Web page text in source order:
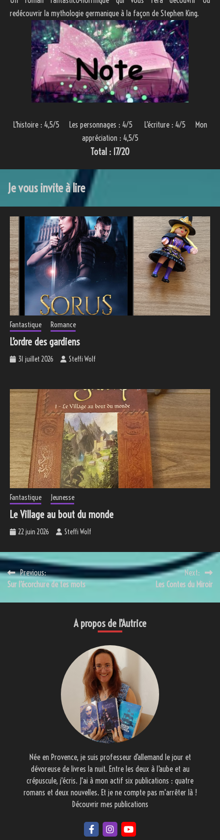
redécouvrir la mythologie germanique à la façon de Stephen King.
L’histoire : 4,5/5 Les personnages : 4/5 L’écriture : 4/5 Mon
appréciation : 4,5/5
Total : 17/20
Je vous invite à lire
Fantastique Romance
L’ordre des gardiens
31 juillet 2026 Steffi Wolf
Fantastique Jeunesse
Le Village au bout du monde
22 juin 2026 Steffi Wolf
Navigation
Previous:
Sur l’écorchure de tes mots
Next:
Les Contes du Miroir
A propos de l’Autrice
Née en Provence, je suis professeur d’allemand le jour et
dévoreuse de livres la nuit. Entre les deux à l’aube et au
crépuscule, j'écris. J'ai à mon actif six publications : quatre
romans et deux nouvelles. Et je ne compte pas m'arrêter là !
Découvrir mes publications